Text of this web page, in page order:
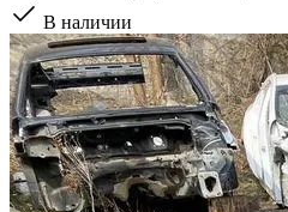
В наличии